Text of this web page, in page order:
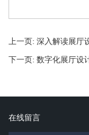
上一页 : 深入解读展厅
下一页 : 数字化展厅设
在线留言